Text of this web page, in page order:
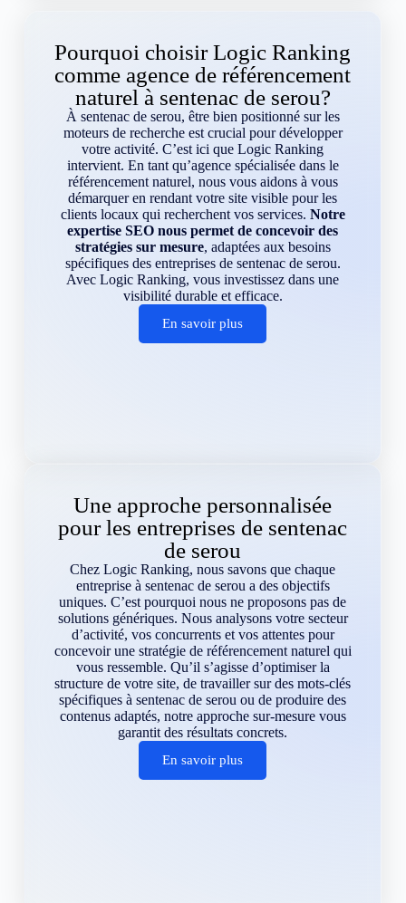
Pourquoi choisir Logic Ranking
comme agence de référencement
naturel à sentenac de serou?
À sentenac de serou, être bien positionné sur les
moteurs de recherche est crucial pour développer
votre activité. C’est ici que Logic Ranking
intervient. En tant qu’agence spécialisée dans le
référencement naturel, nous vous aidons à vous
démarquer en rendant votre site visible pour les
clients locaux qui recherchent vos services. Notre
expertise SEO nous permet de concevoir des
stratégies sur mesure, adaptées aux besoins
spécifiques des entreprises de sentenac de serou.
Avec Logic Ranking, vous investissez dans une
visibilité durable et efficace.
En savoir plus
Une approche personnalisée
pour les entreprises de sentenac
de serou
Chez Logic Ranking, nous savons que chaque
entreprise à sentenac de serou a des objectifs
uniques. C’est pourquoi nous ne proposons pas de
solutions génériques. Nous analysons votre secteur
d’activité, vos concurrents et vos attentes pour
concevoir une stratégie de référencement naturel qui
vous ressemble. Qu’il s’agisse d’optimiser la
structure de votre site, de travailler sur des mots-clés
spécifiques à sentenac de serou ou de produire des
contenus adaptés, notre approche sur-mesure vous
garantit des résultats concrets.
En savoir plus